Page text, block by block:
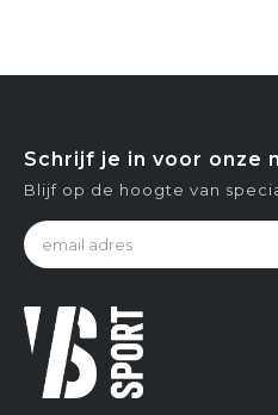
Schrijf je in voor onze
Blijf op de hoogte van